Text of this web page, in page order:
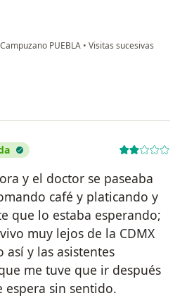
PUEBLA • Visitas sucesivas
y el doctor se paseaba
café y platicando y
que lo estaba esperando;
muy lejos de la CDMX
y las asistentes
me tuve que ir después
espera sin sentido.